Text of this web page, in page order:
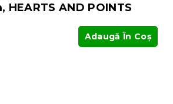
HEARTS AND POINTS
Adaugă În Coş